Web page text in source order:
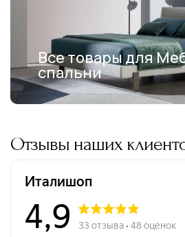
Все товары для
спальни
Отзывы наших